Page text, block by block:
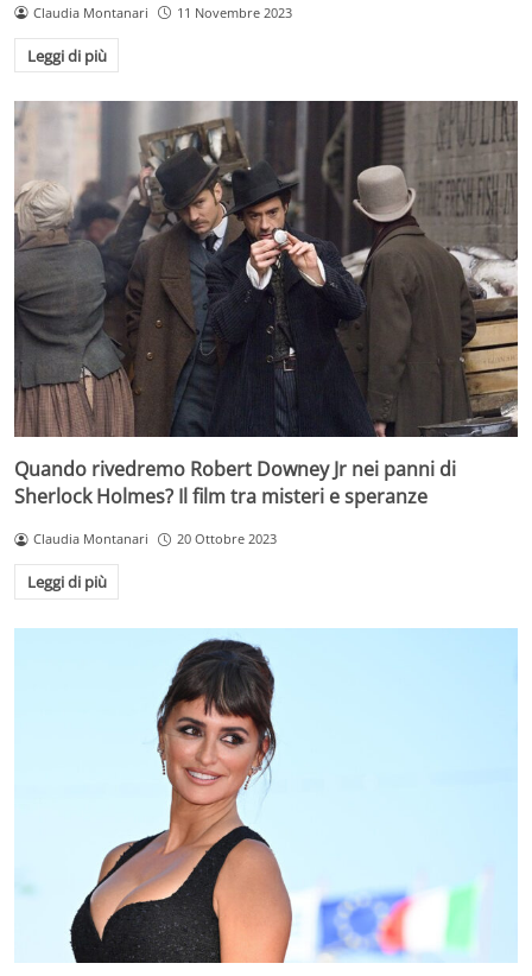
Claudia Montanari 11 Novembre 2023
Leggi di più
Quando rivedremo Robert Downey Jr nei panni di
Sherlock Holmes? Il film tra misteri e speranze
Claudia Montanari 20 Ottobre 2023
Leggi di più